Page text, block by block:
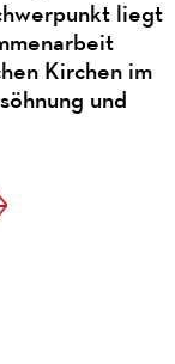
liegt
Kirchen im
und